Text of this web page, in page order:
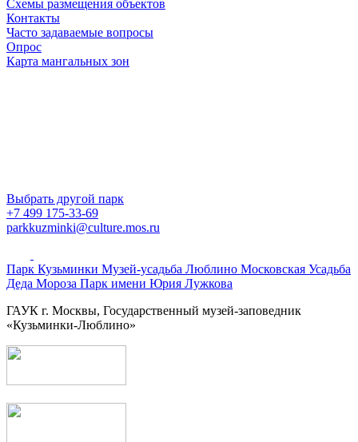
Схемы размещения объектов
Контакты
Часто задаваемые вопросы
Опрос
Карта мангальных зон
Выбрать другой парк
+7 499 175-33-69
parkkuzminki@culture.mos.ru
Парк Кузьминки Музей-усадьба Люблино Московская Усадьба
Деда Мороза Парк имени Юрия Лужкова
ГАУК г. Москвы, Государственный музей-заповедник
«Кузьминки-Люблино»